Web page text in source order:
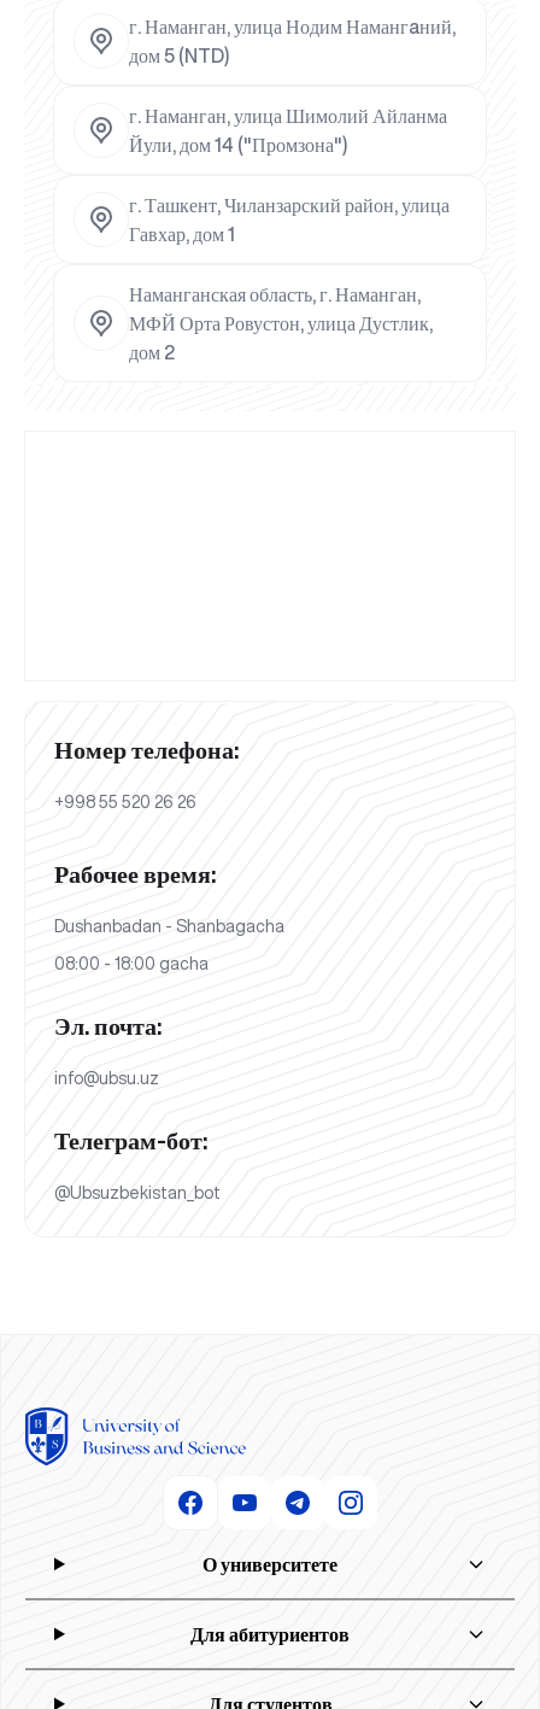
г. Наманган, улица Нодим Намангaний,
дом 5 (NTD)
г. Наманган, улица Шимолий Айланма
Йули, дом 14 ("Промзона")
г. Ташкент, Чиланзарский район, улица
Гавхар, дом 1
Наманганская область, г. Наманган,
МФЙ Орта Ровустон, улица Дустлик,
дом 2
Номер телефона:
+998 55 520 26 26
Рабочее время:
Dushanbadan - Shanbagacha
08:00 - 18:00 gacha
Эл. почта:
info@ubsu.uz
Телеграм-бот:
@Ubsuzbekistan_bot
О университете
Для абитуриентов
Для студентов